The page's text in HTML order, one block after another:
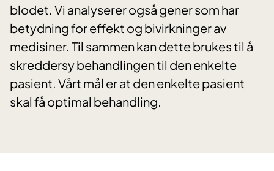
blodet. Vi analyserer også gener som har
betydning for effekt og bivirkninger av
medisiner. Til sammen kan dette brukes til å
skreddersy behandlingen til den enkelte
pasient. Vårt mål er at den enkelte pasient
skal få optimal behandling.